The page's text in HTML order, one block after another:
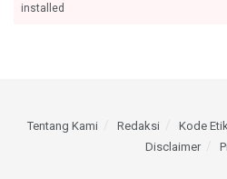
installed
Tentang Kami Redaksi Kode
Disclaimer